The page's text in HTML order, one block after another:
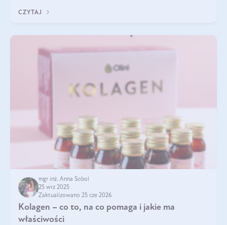
CZYTAJ
mgr inż. Anna Sobol
25 wrz 2025
Zaktualizowano 25 cze 2026
Kolagen – co to, na co pomaga i jakie ma
właściwości